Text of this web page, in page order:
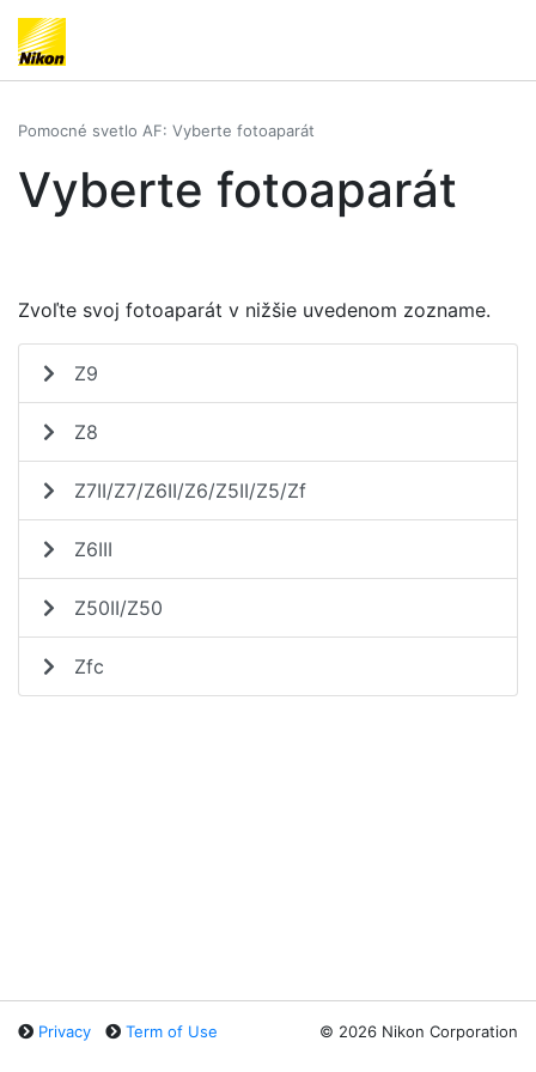
Pomocné svetlo AF: Vyberte fotoaparát
Vyberte fotoaparát
Zvoľte svoj fotoaparát v nižšie uvedenom zozname.
Z9
Z8
Z7II/Z7/Z6II/Z6/Z5II/Z5/Zf
Z6III
Z50II/Z50
Zfc
Privacy Term of Use © 2026 Nikon Corporation